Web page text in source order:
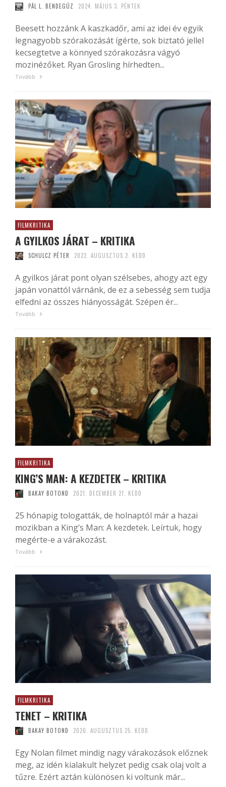
PÁL L. BENDEGÚZ 2024. MÁJUS 3. PÉNTEK
Beesett hozzánk A kaszkadőr, ami az idei év egyik
legnagyobb szórakozását ígérte, sok biztató jellel
kecsegtetve a könnyed szórakozásra vágyó
mozinézőket. Ryan Grosling hírhedten...
Tovább
FILMKRITIKA
A GYILKOS JÁRAT – KRITIKA
SCHULCZ PÉTER 2022. AUGUSZTUS 2. KEDD
A gyilkos járat pont olyan szélsebes, ahogy azt egy
japán vonattól várnánk, de ez a sebesség sem tudja
elfedni az összes hiányosságát. Szépen ér...
Tovább
FILMKRITIKA
KING’S MAN: A KEZDETEK – KRITIKA
BAKAY BOTOND 2021. DECEMBER 21. KEDD
25 hónapig tologatták, de holnaptól már a hazai
mozikban a King’s Man: A kezdetek. Leírtuk, hogy
megérte-e a várakozást.
Tovább
FILMKRITIKA
TENET – KRITIKA
BAKAY BOTOND 2020. AUGUSZTUS 25. KEDD
Egy Nolan filmet mindig nagy várakozások előznek
meg, az idén kialakult helyzet pedig csak olaj volt a
tűzre. Ezért aztán különösen ki voltunk már...